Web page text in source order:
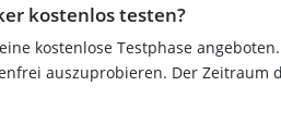
kostenlos testen?
kostenlose Testphase
auszuprobieren. Der Zeitraum